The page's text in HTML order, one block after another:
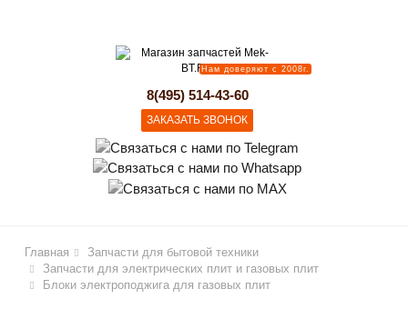
Нам доверяют с 2008г.
8(495) 514-43-60
ЗАКАЗАТЬ ЗВОНОК
Главная
Запчасти для бытовой техники
Запчасти для электрических плит и газовых плит
Блоки электроподжига для газовых плит